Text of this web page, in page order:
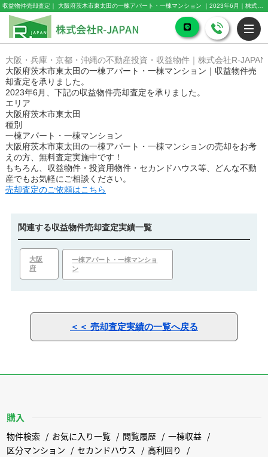
大阪・兵庫・京都・沖縄の不動産投資・収益物件｜株式会社R-JAPAN
大阪府茨木市東太田の一棟アパート・一棟マンション｜収益物件売
却査定を承りました。
2023年6月、下記の収益物件売却査定を承りました。
エリア
大阪府茨木市東太田
種別
一棟アパート・一棟マンション
大阪府茨木市東太田の一棟アパート・一棟マンションの売却をお考
えの方、無料査定実施中です！
もちろん、収益物件・投資用物件・セカンドハウス等、どんな不動
産でもお気軽にご相談ください。
売却査定のご依頼はこちら
関連する収益物件売却査定実績一覧
大阪
府
一棟アパート・一棟マンショ
ン
＜＜ 売却査定実績の一覧へ戻る
購入
物件検索 お気に入り一覧 閲覧履歴
一棟収益
区分マンション
セカンドハウス
高利回り